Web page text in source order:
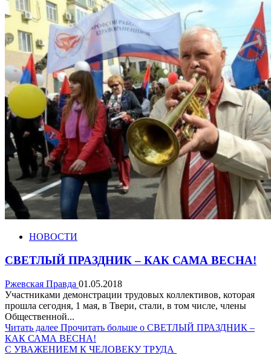
НОВОСТИ
СВЕТЛЫЙ ПРАЗДНИК – КАК САМА ВЕСНА!
Ржевская Правда 01.05.2018
Участниками демонстрации трудовых коллективов, которая
прошла сегодня, 1 мая, в Твери, стали, в том числе, члены
Общественной...
Читать далее Прочитать больше о СВЕТЛЫЙ ПРАЗДНИК –
КАК САМА ВЕСНА!
С УВАЖЕНИЕМ К ЧЕЛОВЕКУ ТРУДА